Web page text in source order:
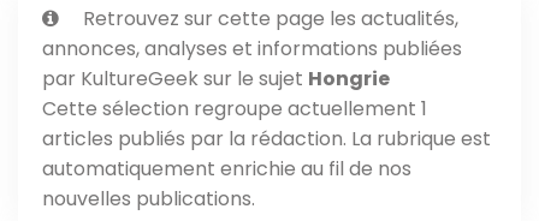
Retrouvez sur cette page les actualités,
annonces, analyses et informations publiées
par KultureGeek sur le sujet Hongrie
Cette sélection regroupe actuellement 1
articles publiés par la rédaction. La rubrique est
automatiquement enrichie au fil de nos
nouvelles publications.